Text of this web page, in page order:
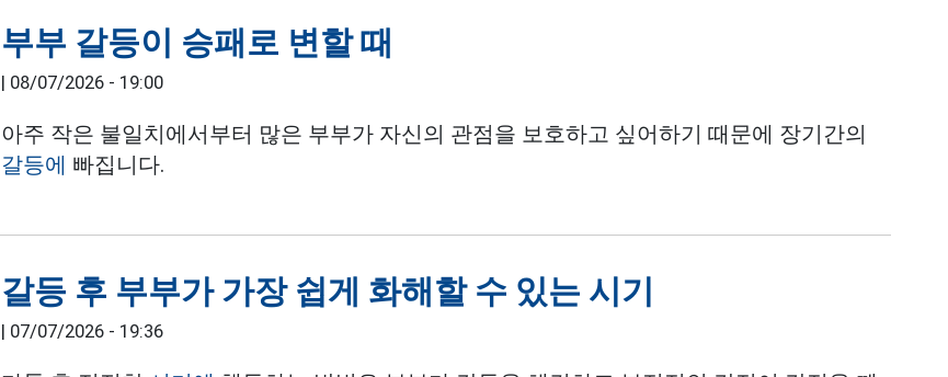
부부 갈등이 승패로 변할 때
| 08/07/2026 - 19:00
아주 작은 불일치에서부터 많은 부부가 자신의 관점을 보호하고 싶어하기 때문에 장기간의
갈등에 빠집니다.
갈등 후 부부가 가장 쉽게 화해할 수 있는 시기
| 07/07/2026 - 19:36